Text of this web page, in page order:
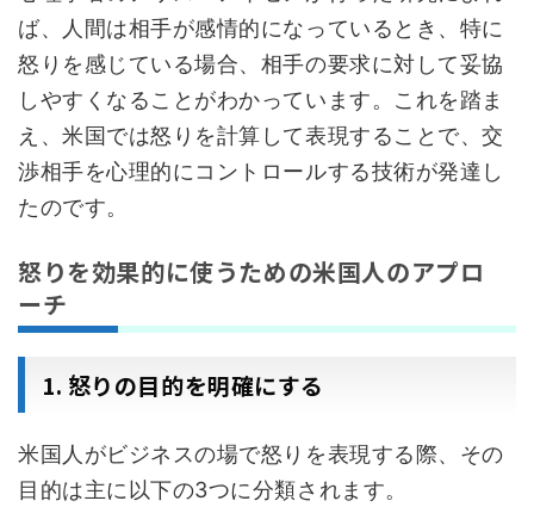
ば、人間は相手が感情的になっているとき、特に
怒りを感じている場合、相手の要求に対して妥協
しやすくなることがわかっています。これを踏ま
え、米国では怒りを計算して表現することで、交
渉相手を心理的にコントロールする技術が発達し
たのです。
怒りを効果的に使うための米国人のアプロ
ーチ
1. 怒りの目的を明確にする
米国人がビジネスの場で怒りを表現する際、その
目的は主に以下の3つに分類されます。